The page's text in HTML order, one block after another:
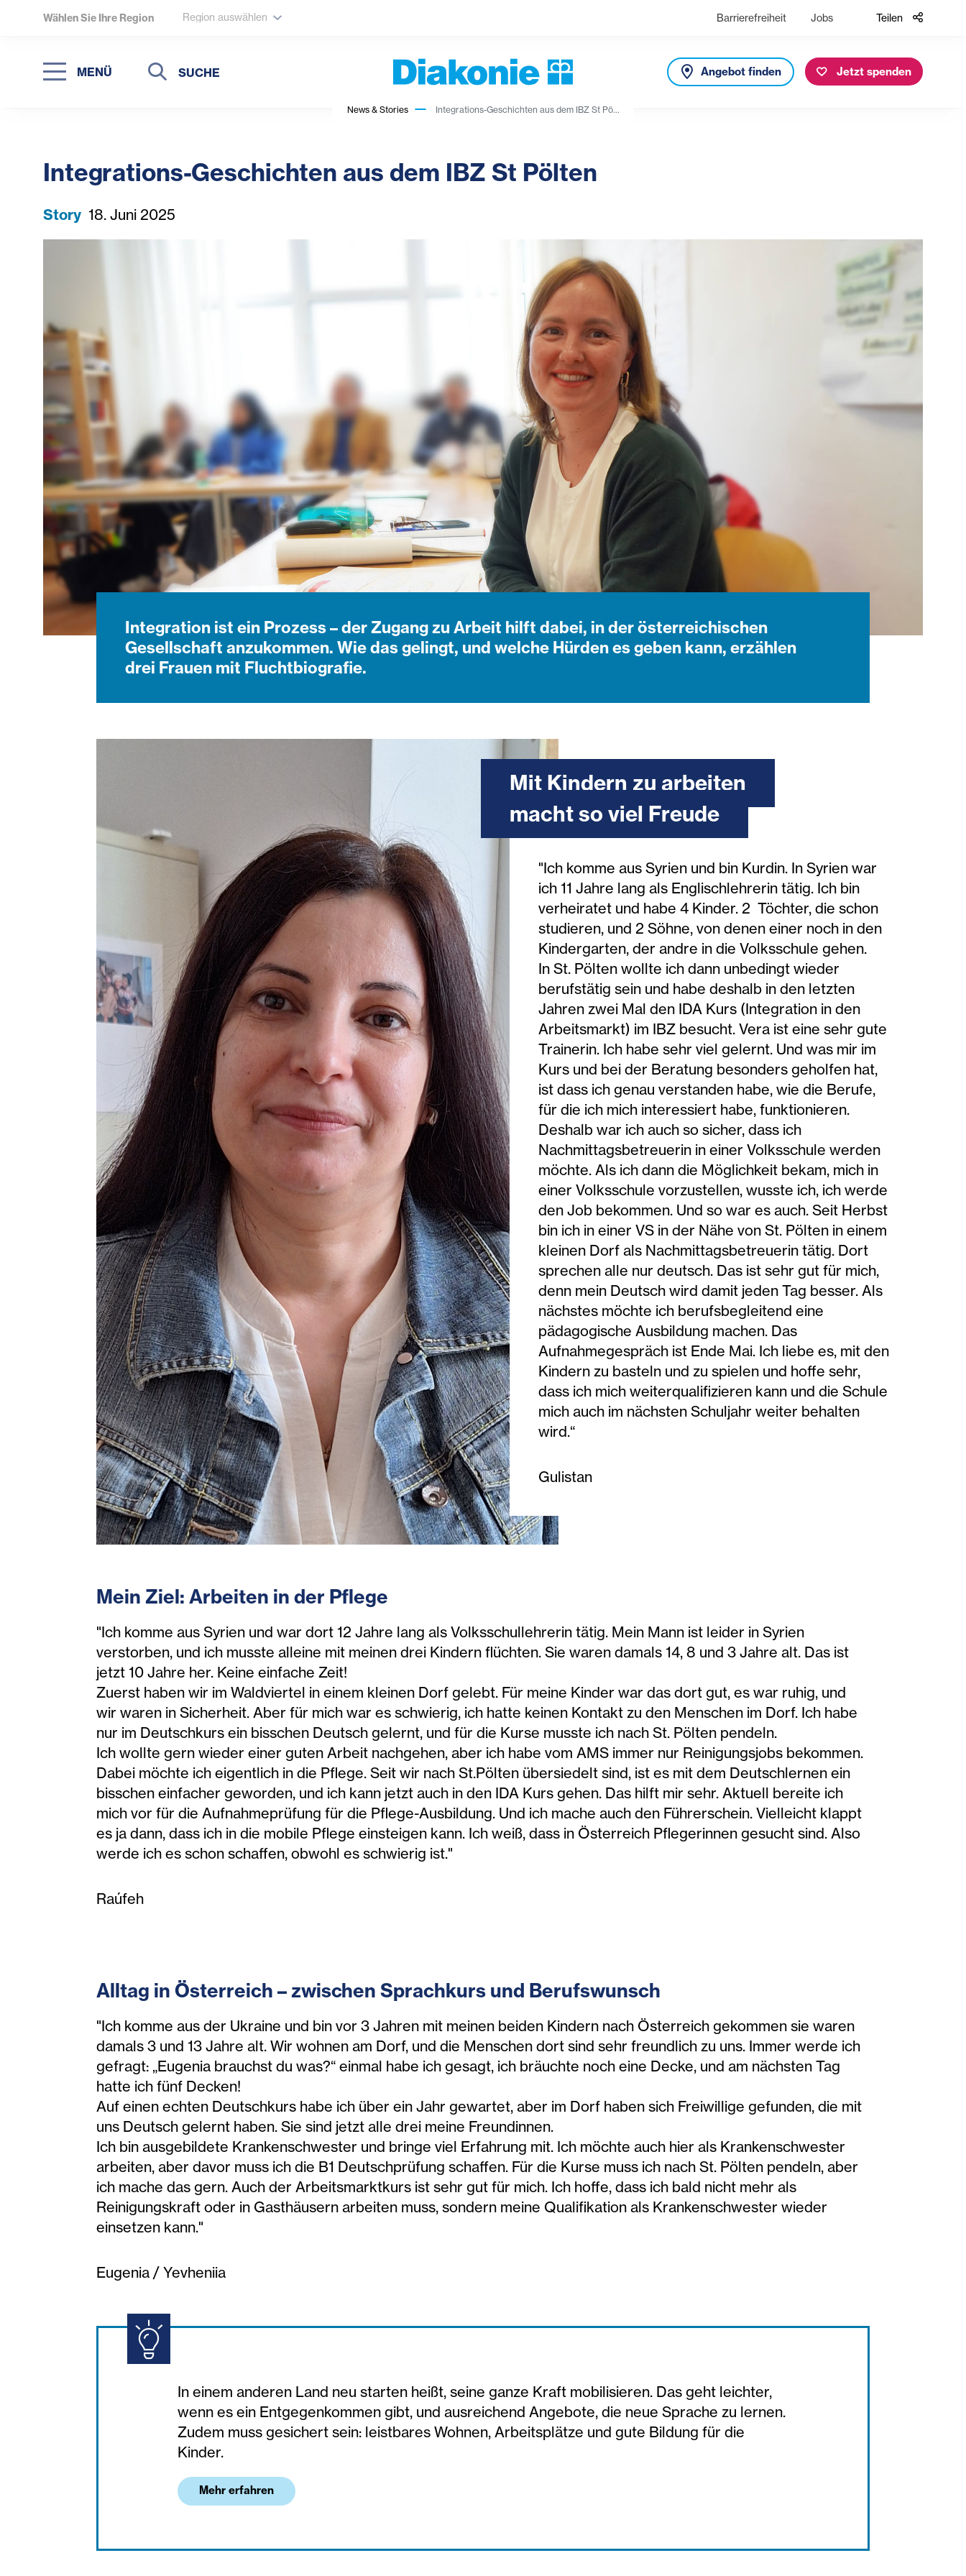
Wählen Sie Ihre Region Region auswählen Barrierefreiheit Jobs Teilen
MENÜ
Suche
Suche
Angebot finden Jetzt spenden
News & Stories Integrations-Geschichten aus dem IBZ St Pö...
Integrations-Geschichten aus dem IBZ St Pölten
Story 18. Juni 2025
Integration ist ein Prozess – der Zugang zu Arbeit hilft dabei, in der österreichischen
Gesellschaft anzukommen. Wie das gelingt, und welche Hürden es geben kann, erzählen
drei Frauen mit Fluchtbiografie.
Mit Kindern zu arbeiten
macht so viel Freude
"Ich komme aus Syrien und bin Kurdin. In Syrien war
ich 11 Jahre lang als Englischlehrerin tätig. Ich bin
verheiratet und habe 4 Kinder. 2 Töchter, die schon
studieren, und 2 Söhne, von denen einer noch in den
Kindergarten, der andre in die Volksschule gehen.
In St. Pölten wollte ich dann unbedingt wieder
berufstätig sein und habe deshalb in den letzten
Jahren zwei Mal den IDA Kurs (Integration in den
Arbeitsmarkt) im IBZ besucht. Vera ist eine sehr gute
Trainerin. Ich habe sehr viel gelernt. Und was mir im
Kurs und bei der Beratung besonders geholfen hat,
ist dass ich genau verstanden habe, wie die Berufe,
für die ich mich interessiert habe, funktionieren.
Deshalb war ich auch so sicher, dass ich
Nachmittagsbetreuerin in einer Volksschule werden
möchte. Als ich dann die Möglichkeit bekam, mich in
einer Volksschule vorzustellen, wusste ich, ich werde
den Job bekommen. Und so war es auch. Seit Herbst
bin ich in einer VS in der Nähe von St. Pölten in einem
kleinen Dorf als Nachmittagsbetreuerin tätig. Dort
sprechen alle nur deutsch. Das ist sehr gut für mich,
denn mein Deutsch wird damit jeden Tag besser. Als
nächstes möchte ich berufsbegleitend eine
pädagogische Ausbildung machen. Das
Aufnahmegespräch ist Ende Mai. Ich liebe es, mit den
Kindern zu basteln und zu spielen und hoffe sehr,
dass ich mich weiterqualifizieren kann und die Schule
mich auch im nächsten Schuljahr weiter behalten
wird.“
Gulistan
Mein Ziel: Arbeiten in der Pflege
"Ich komme aus Syrien und war dort 12 Jahre lang als Volksschullehrerin tätig. Mein Mann ist leider in Syrien
verstorben, und ich musste alleine mit meinen drei Kindern flüchten. Sie waren damals 14, 8 und 3 Jahre alt. Das ist
jetzt 10 Jahre her. Keine einfache Zeit!
Zuerst haben wir im Waldviertel in einem kleinen Dorf gelebt. Für meine Kinder war das dort gut, es war ruhig, und
wir waren in Sicherheit. Aber für mich war es schwierig, ich hatte keinen Kontakt zu den Menschen im Dorf. Ich habe
nur im Deutschkurs ein bisschen Deutsch gelernt, und für die Kurse musste ich nach St. Pölten pendeln.
Ich wollte gern wieder einer guten Arbeit nachgehen, aber ich habe vom AMS immer nur Reinigungsjobs bekommen.
Dabei möchte ich eigentlich in die Pflege. Seit wir nach St.Pölten übersiedelt sind, ist es mit dem Deutschlernen ein
bisschen einfacher geworden, und ich kann jetzt auch in den IDA Kurs gehen. Das hilft mir sehr. Aktuell bereite ich
mich vor für die Aufnahmeprüfung für die Pflege-Ausbildung. Und ich mache auch den Führerschein. Vielleicht klappt
es ja dann, dass ich in die mobile Pflege einsteigen kann. Ich weiß, dass in Österreich Pflegerinnen gesucht sind. Also
werde ich es schon schaffen, obwohl es schwierig ist."
Raúfeh
Alltag in Österreich – zwischen Sprachkurs und Berufswunsch
"Ich komme aus der Ukraine und bin vor 3 Jahren mit meinen beiden Kindern nach Österreich gekommen sie waren
damals 3 und 13 Jahre alt. Wir wohnen am Dorf, und die Menschen dort sind sehr freundlich zu uns. Immer werde ich
gefragt: „Eugenia brauchst du was?“ einmal habe ich gesagt, ich bräuchte noch eine Decke, und am nächsten Tag
hatte ich fünf Decken!
Auf einen echten Deutschkurs habe ich über ein Jahr gewartet, aber im Dorf haben sich Freiwillige gefunden, die mit
uns Deutsch gelernt haben. Sie sind jetzt alle drei meine Freundinnen.
Ich bin ausgebildete Krankenschwester und bringe viel Erfahrung mit. Ich möchte auch hier als Krankenschwester
arbeiten, aber davor muss ich die B1 Deutschprüfung schaffen. Für die Kurse muss ich nach St. Pölten pendeln, aber
ich mache das gern. Auch der Arbeitsmarktkurs ist sehr gut für mich. Ich hoffe, dass ich bald nicht mehr als
Reinigungskraft oder in Gasthäusern arbeiten muss, sondern meine Qualifikation als Krankenschwester wieder
einsetzen kann."
Eugenia / Yevheniia
In einem anderen Land neu starten heißt, seine ganze Kraft mobilisieren. Das geht leichter,
wenn es ein Entgegenkommen gibt, und ausreichend Angebote, die neue Sprache zu lernen.
Zudem muss gesichert sein: leistbares Wohnen, Arbeitsplätze und gute Bildung für die
Kinder.
Mehr erfahren